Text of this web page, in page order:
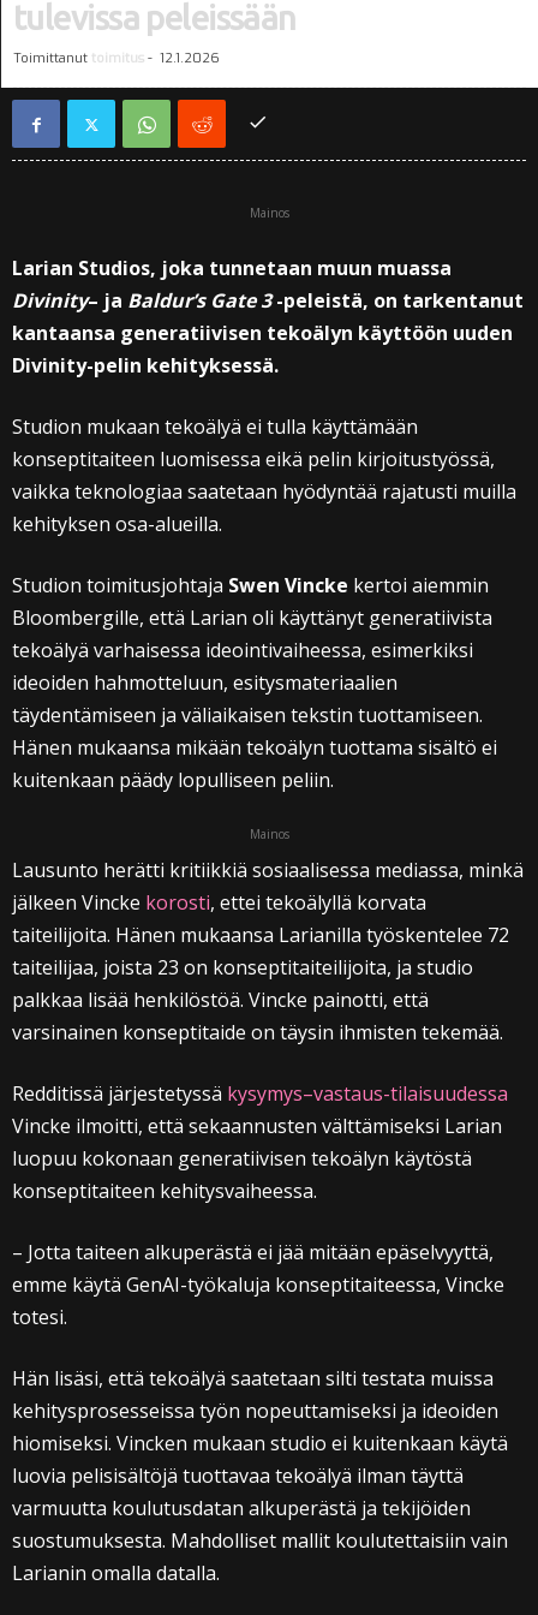
tulevissa peleissään
Toimittanut toimitus - 12.1.2026
Mainos
Larian Studios, joka tunnetaan muun muassa
Divinity– ja Baldur’s Gate 3-peleistä, on tarkentanut
kantaansa generatiivisen tekoälyn käyttöön uuden
Divinity-pelin kehityksessä.
Studion mukaan tekoälyä ei tulla käyttämään
konseptitaiteen luomisessa eikä pelin kirjoitustyössä,
vaikka teknologiaa saatetaan hyödyntää rajatusti muilla
kehityksen osa-alueilla.
Studion toimitusjohtaja Swen Vincke kertoi aiemmin
Bloombergille, että Larian oli käyttänyt generatiivista
tekoälyä varhaisessa ideointivaiheessa, esimerkiksi
ideoiden hahmotteluun, esitysmateriaalien
täydentämiseen ja väliaikaisen tekstin tuottamiseen.
Hänen mukaansa mikään tekoälyn tuottama sisältö ei
kuitenkaan päädy lopulliseen peliin.
Mainos
Lausunto herätti kritiikkiä sosiaalisessa mediassa, minkä
jälkeen Vincke korosti, ettei tekoälyllä korvata
taiteilijoita. Hänen mukaansa Larianilla työskentelee 72
taiteilijaa, joista 23 on konseptitaiteilijoita, ja studio
palkkaa lisää henkilöstöä. Vincke painotti, että
varsinainen konseptitaide on täysin ihmisten tekemää.
Redditissä järjestetyssä kysymys–vastaus-tilaisuudessa
Vincke ilmoitti, että sekaannusten välttämiseksi Larian
luopuu kokonaan generatiivisen tekoälyn käytöstä
konseptitaiteen kehitysvaiheessa.
– Jotta taiteen alkuperästä ei jää mitään epäselvyyttä,
emme käytä GenAI-työkaluja konseptitaiteessa, Vincke
totesi.
Hän lisäsi, että tekoälyä saatetaan silti testata muissa
kehitysprosesseissa työn nopeuttamiseksi ja ideoiden
hiomiseksi. Vincken mukaan studio ei kuitenkaan käytä
luovia pelisisältöjä tuottavaa tekoälyä ilman täyttä
varmuutta koulutusdatan alkuperästä ja tekijöiden
suostumuksesta. Mahdolliset mallit koulutettaisiin vain
Larianin omalla datalla.